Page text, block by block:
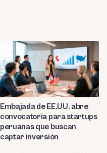
Embajada de EE.UU. abre
convocatoria para startups
peruanas que buscan
captar inversión